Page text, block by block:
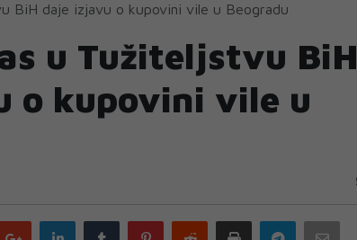
BiH daje izjavu o kupovini vile u Beogradu
u Tužiteljstvu BiH
o kupovini vile u
Google
LinkedIn Tumblr PinterestReddit Print Telegram